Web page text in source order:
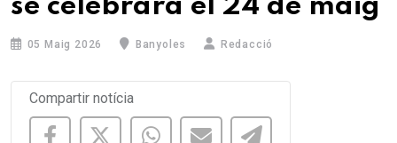
se celebrarà el 24 de maig
05 Maig 2026 Banyoles Redacció
Compartir notícia